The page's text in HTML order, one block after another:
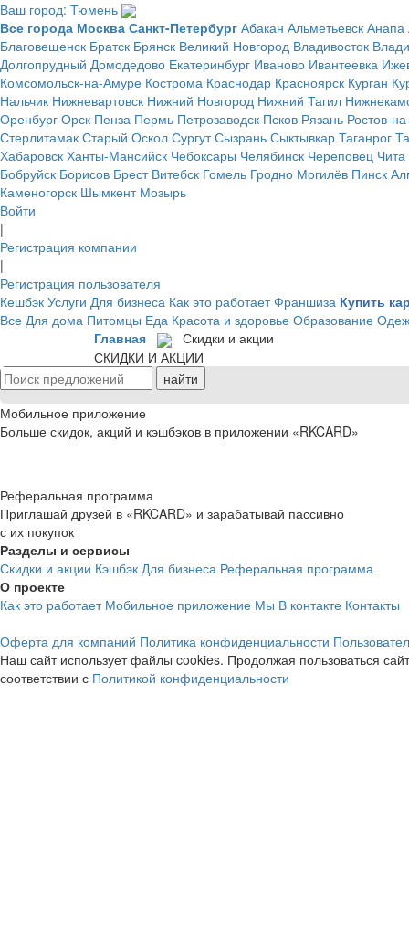
Ваш город: Тюмень
Все города Москва Санкт-Петербург Абакан Альметьевск Анапа
Благовещенск Братск Брянск Великий Новгород Владивосток
Долгопрудный Домодедово Екатеринбург Иваново Ивантеевка
Комсомольск-на-Амуре Кострома Краснодар Красноярск Курган
Нальчик Нижневартовск Нижний Новгород Нижний Тагил
Оренбург Орск Пенза Пермь Петрозаводск Псков Рязань Ростов-
Стерлитамак Старый Оскол Сургут Сызрань Сыктывкар Таганрог
Хабаровск Ханты-Мансийск Чебоксары Челябинск Череповец Чита
Бобруйск Борисов Брест Витебск Гомель Гродно Могилёв Пинск
Каменогорск Шымкент Мозырь
Войти
|
Регистрация компании
|
Регистрация пользователя
Кешбэк Услуги Для бизнеса Как это работает Франшиза Купить
Все Для дома Питомцы Еда Красота и здоровье Образование
Главная
Скидки и акции
СКИДКИ И АКЦИИ
Мобильное приложение
Больше скидок, акций и кэшбэков в приложении «RKCARD»
Реферальная программа
Приглашай друзей в «RKCARD» и зарабатывай пассивно
с их покупок
Разделы и сервисы
Скидки и акции Кэшбэк Для бизнеса Реферальная программа
О проекте
Как это работает Мобильное приложение Мы В контакте Контакты
Оферта для компаний Политика конфиденциальности
Наш сайт использует файлы cookies. Продолжая пользоваться
соответствии с Политикой конфиденциальности